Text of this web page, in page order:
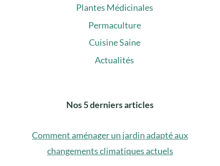
Plantes Médicinales
Permaculture
Cuisine Saine
Actualités
Nos 5 derniers articles
Comment aménager un jardin adapté aux
changements climatiques actuels